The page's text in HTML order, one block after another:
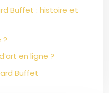
Buffet : histoire et
?
en ligne ?
Buffet